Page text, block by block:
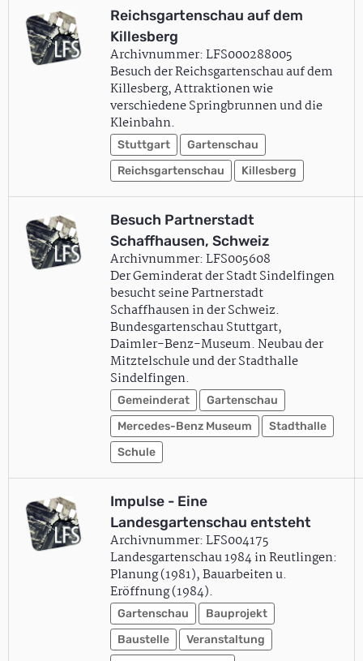
Reichsgartenschau auf dem
Killesberg
Archivnummer: LFS000288005
Besuch der Reichsgartenschau auf dem
Killesberg, Attraktionen wie
verschiedene Springbrunnen und die
Kleinbahn.
Stuttgart
Gartenschau
Reichsgartenschau
Killesberg
Besuch Partnerstadt
Schaffhausen, Schweiz
Archivnummer: LFS005608
Der Geminderat der Stadt Sindelfingen
besucht seine Partnerstadt
Schaffhausen in der Schweiz.
Bundesgartenschau Stuttgart,
Daimler-Benz-Museum. Neubau der
Mitztelschule und der Stadthalle
Sindelfingen.
Gemeinderat
Gartenschau
Mercedes-Benz Museum
Stadthalle
Schule
Impulse - Eine
Landesgartenschau entsteht
Archivnummer: LFS004175
Landesgartenschau 1984 in Reutlingen:
Planung (1981), Bauarbeiten u.
Eröffnung (1984).
Gartenschau
Bauprojekt
Baustelle
Veranstaltung